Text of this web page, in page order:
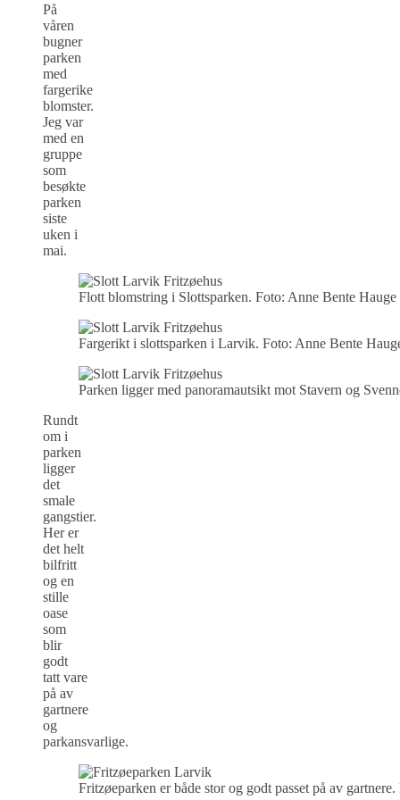
På
våren
bugner
parken
med
fargerike
blomster.
Jeg var
med en
gruppe
som
besøkte
parken
siste
uken i
mai.
Flott blomstring i Slottsparken. Foto: Anne Bente Hauge
Fargerikt i slottsparken i Larvik. Foto: Anne Bente
Parken ligger med panoramautsikt mot Stavern og
Rundt
om i
parken
ligger
det
smale
gangstier.
Her er
det helt
bilfritt
og en
stille
oase
som
blir
godt
tatt vare
på av
gartnere
og
parkansvarlige.
Fritzøeparken er både stor og godt passet på av